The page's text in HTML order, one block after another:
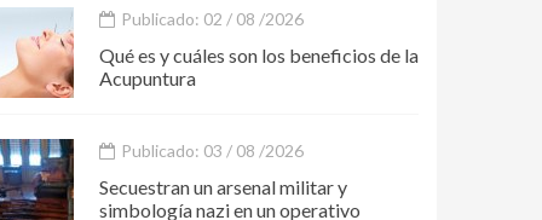
Publicado: 02 / 08 /2026
Qué es y cuáles son los beneficios de la
Acupuntura
Publicado: 03 / 08 /2026
Secuestran un arsenal militar y
simbología nazi en un operativo